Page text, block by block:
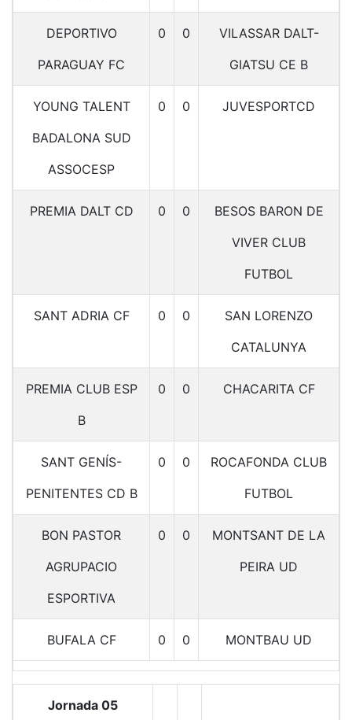
DEPORTIVO
PARAGUAY FC
0 0
VILASSAR DALT-
GIATSU CE B
YOUNG TALENT
BADALONA SUD
ASSOCESP
0 0 JUVESPORTCD
PREMIA DALT CD 0 0
BESOS BARON DE
VIVER CLUB
FUTBOL
SANT ADRIA CF 0 0
SAN LORENZO
CATALUNYA
PREMIA CLUB ESP
B
0 0 CHACARITA CF
SANT GENÍS-
PENITENTES CD B
0 0
ROCAFONDA CLUB
FUTBOL
BON PASTOR
AGRUPACIO
ESPORTIVA
0 0
MONTSANT DE LA
PEIRA UD
BUFALA CF 0 0 MONTBAU UD
Jornada 05